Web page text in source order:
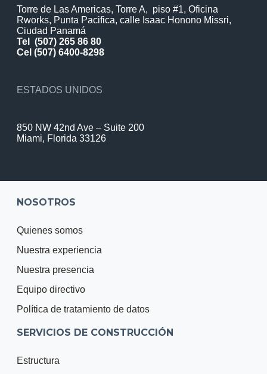
Torre de Las Americas, Torre A, piso #1, Oficina
Rworks, Punta Pacifica, calle Isaac Honono Missri,
Ciudad Panamá
Tel
(507) 265 86 80
Cel (507) 6400-8298
ESTADOS UNIDOS
850 NW 42nd Ave – Suite 200
Miami, Florida 33126
NOSOTROS
Quienes somos
Nuestra experiencia
Nuestra presencia
Equipo directivo
Política de tratamiento de datos
SERVICIOS DE CONSTRUCCIÓN
Estructura